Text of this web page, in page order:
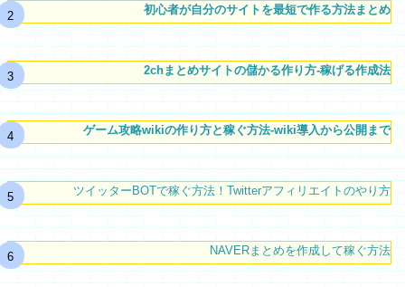
初心者が自分のサイトを最短で作る方法まとめ
2chまとめサイトの儲かる作り方-稼げる作成法
ゲーム攻略wikiの作り方と稼ぐ方法-wiki導入から公開まで
ツイッターBOTで稼ぐ方法！Twitterアフィリエイトのやり方
NAVERまとめを作成して稼ぐ方法